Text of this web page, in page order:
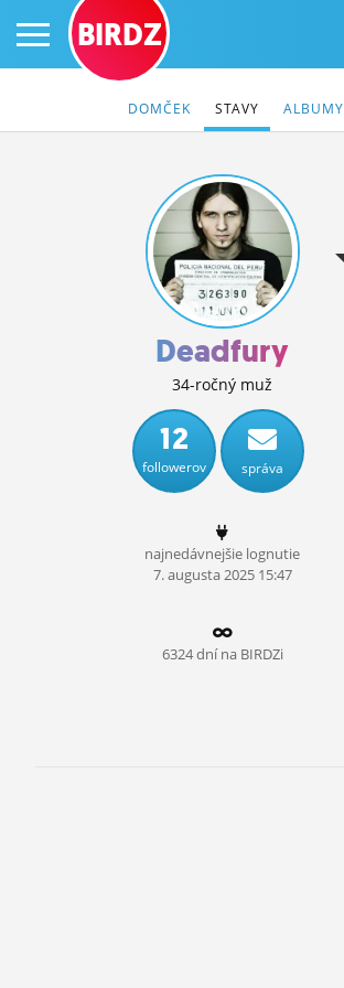
PRIHLÁS SA
ČINŽIAK
FÓRUM
STATUSY
BLOGY
OBRÁZKY
MÔJ PROFIL
ROLETA
BIRDZ
DOMČEK STAVY ALBUMY
Deadfury
34-ročný muž
12
followerov správa
najnedávnejšie lognutie
7.augusta2025 15:47
6324 dní na BIRDZi